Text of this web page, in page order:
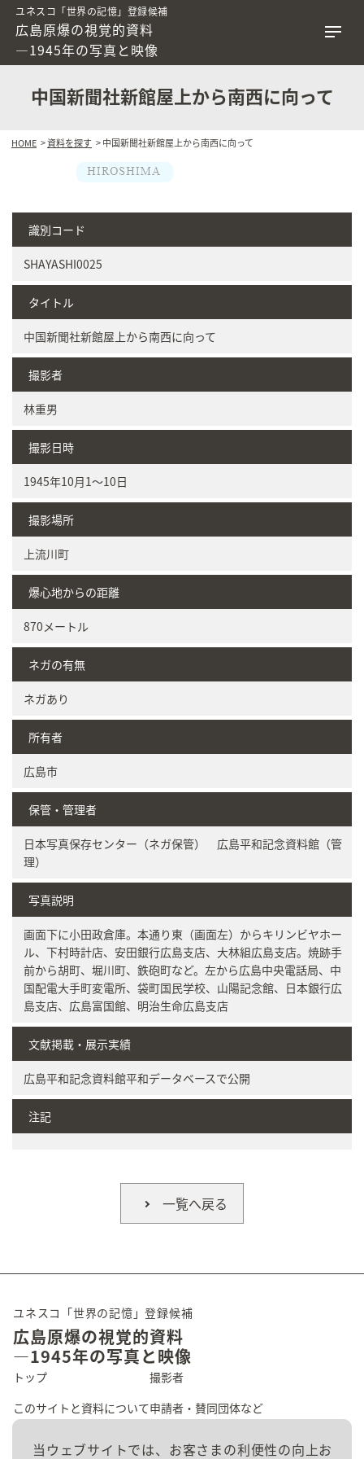
ユネスコ「世界の記憶」登録候補
広島原爆の視覚的資料
―1945年の写真と映像
中国新聞社新館屋上から南西に向って
HOME >資料を探す > 中国新聞社新館屋上から南西に向って
識別コード
SHAYASHI0025
タイトル
中国新聞社新館屋上から南西に向って
撮影者
林重男
撮影日時
1945年10月1～10日
撮影場所
上流川町
爆心地からの距離
870メートル
ネガの有無
ネガあり
所有者
広島市
保管・管理者
日本写真保存センター（ネガ保管） 広島平和記念資料館（管
理）
写真説明
画面下に小田政倉庫。本通り東（画面左）からキリンビヤホー
ル、下村時計店、安田銀行広島支店、大林組広島支店。焼跡手
前から胡町、堀川町、鉄砲町など。左から広島中央電話局、中
国配電大手町変電所、袋町国民学校、山陽記念館、日本銀行広
島支店、広島富国館、明治生命広島支店
文献掲載・展示実績
広島平和記念資料館平和データベースで公開
注記
一覧へ戻る
当ウェブサイトでは、お客さまの利便性の向上お
ユネスコ「世界の記憶」登録候補
広島原爆の視覚的資料
―1945年の写真と映像
トップ
このサイトと資料について
撮影者
申請者・賛同団体など